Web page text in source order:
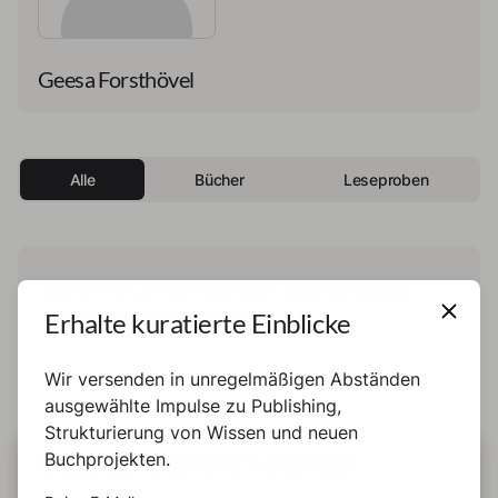
Geesa Forsthövel
Alle Bücher Leseproben
Leseprobe veröffentlicht.
DIESE SEITE BENUTZT COOKIES
Erhalte kuratierte Einblicke
Wir versenden in unregelmäßigen Abständen
ausgewählte Impulse zu Publishing,
Strukturierung von Wissen und neuen
Buchprojekten.